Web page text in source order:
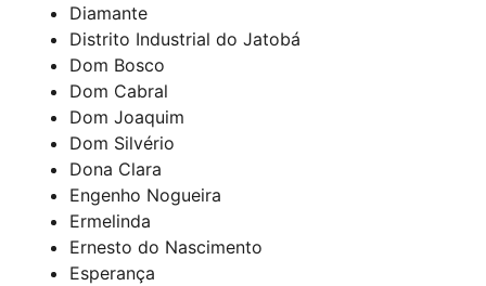
Diamante
Distrito Industrial do Jatobá
Dom Bosco
Dom Cabral
Dom Joaquim
Dom Silvério
Dona Clara
Engenho Nogueira
Ermelinda
Ernesto do Nascimento
Esperança